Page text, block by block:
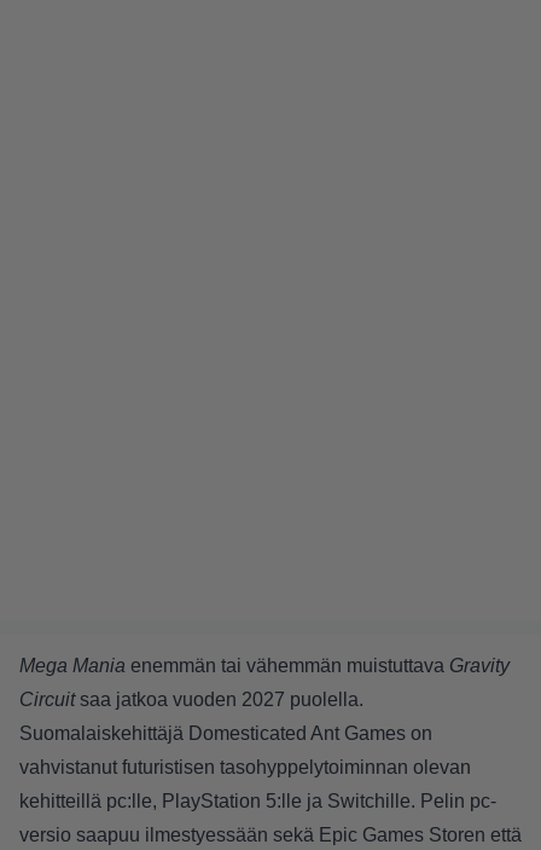
Mega Mania enemmän tai vähemmän muistuttava Gravity
Circuitsaa jatkoa vuoden 2027 puolella.
Suomalaiskehittäjä Domesticated Ant Games on
vahvistanut futuristisen tasohyppelytoiminnan olevan
kehitteillä pc:lle, PlayStation 5:lle ja Switchille. Pelin pc-
versio saapuu ilmestyessään sekä Epic Games Storen että